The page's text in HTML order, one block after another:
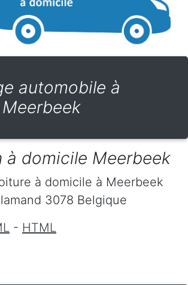
automobile à
à domicile Meerbeek
à domicile à Meerbeek
3078 Belgique
- HTML